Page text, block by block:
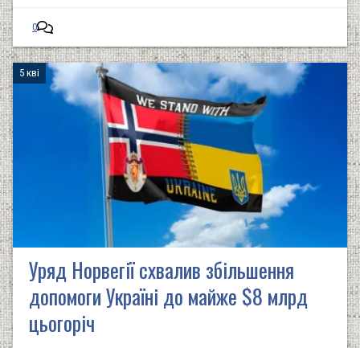
0
5 кві
Уряд Норвегії схвалив збільшення
допомоги Україні до майже $8 млрд
цьогоріч